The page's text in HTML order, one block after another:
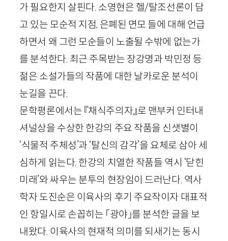
가 필요한지 살핀다. 소영현은 헬/탈조선론이 담
고 있는 모순적 지점, 은폐된 면모 들에 대해 언급
하면서 왜 그런 모순들이 노출될 수밖에 없는가
를 분석한다. 최근 주목받는 장강명과 박민정 등
젊은 소설가들의 작품에 대한 날카로운 분석이
눈길을 끈다.
문학평론에서는 『채식주의자』로 맨부커 인터내
셔널상을 수상한 한강의 주요 작품을 신샛별이
‘식물적 주체성’과 ‘탈신의 감각’을 요체로 삼아 세
심하게 읽는다. 한강의 치열한 작품들 역시 ‘닫힌
미래’와 싸우는 분투의 현장임이 드러난다. 역사
학자 도진순은 이육사의 후기 주요작이자 대표적
인 항일시로 손꼽히는 「광야」를 분석한 글을 보
내왔다. 이육사의 현재적 의미를 되새기는 동시